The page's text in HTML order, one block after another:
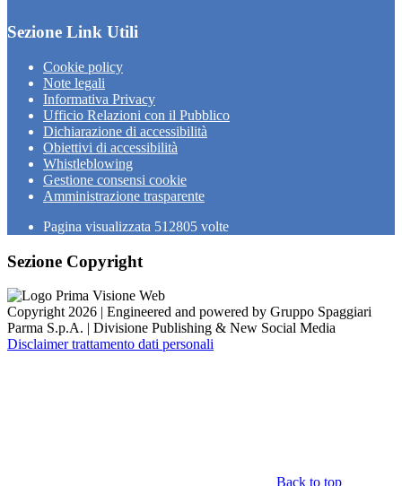
Sezione Link Utili
Cookie policy
Note legali
Informativa Privacy
Ufficio Relazioni con il Pubblico
Dichiarazione di accessibilità
Obiettivi di accessibilità
Whistleblowing
Gestione consensi cookie
Amministrazione trasparente
Pagina visualizzata 512805 volte
Sezione Copyright
Copyright 2026 | Engineered and powered by Gruppo Spaggiari
Parma S.p.A. | Divisione Publishing & New Social Media
Disclaimer trattamento dati personali
Back to top